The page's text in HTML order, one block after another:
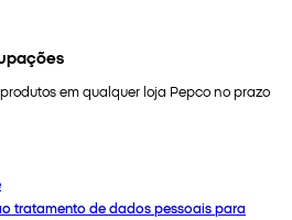
em qualquer loja Pepco no prazo
tratamento de dados pessoais para